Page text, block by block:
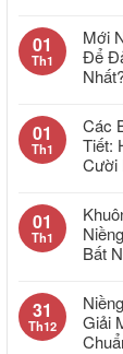
01
Th1
Mới
Để
01
Th1
Các
Tiết:
Cười
01
Th1
Bất
31
Th12
Giải